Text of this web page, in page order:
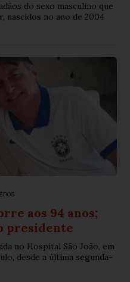
do sexo masculino que
nascidos no ano de 2004
aos 94 anos;
presidente
no Hospital São João, em
desde a última segunda-